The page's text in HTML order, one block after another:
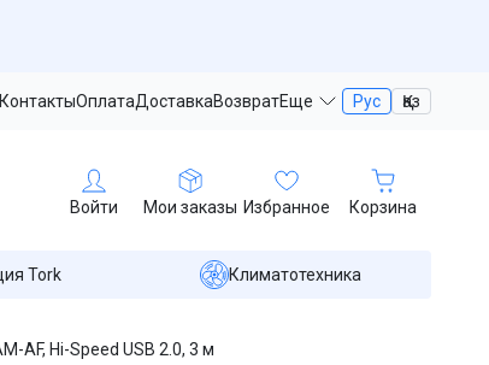
КонтактыОплатаДоставкаВозвратЕще Рус Қаз
Войти Мои заказы Избранное Корзина
Tork Климатотехника
AF, Hi-Speed USB 2.0, 3 м